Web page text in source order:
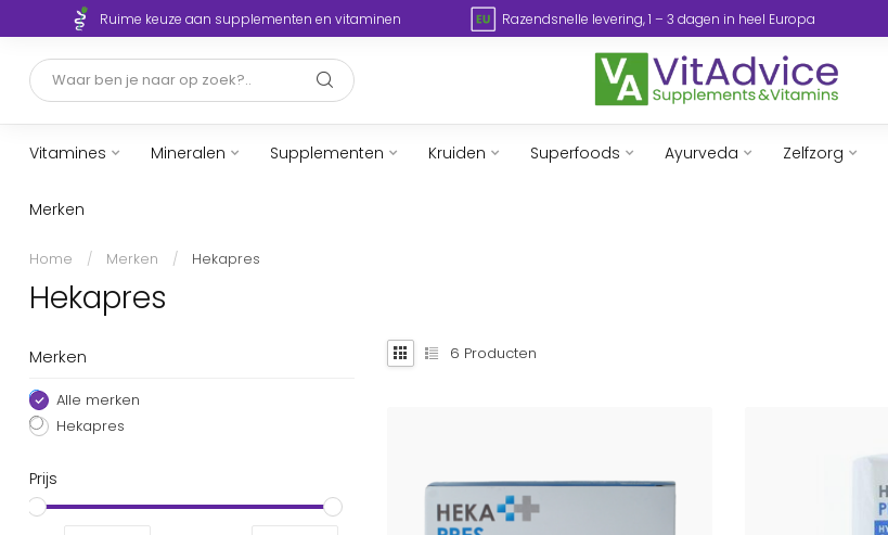
Ruime keuze aan supplementen en vitaminen Razendsnelle levering, 1 – 3 dagen in heel Europa
Vitamines Mineralen Supplementen Kruiden Superfoods Ayurveda Zelfzorg
Merken
Home / Merken / Hekapres
Hekapres
Merken
Alle merken
Hekapres
Prijs
6 Producten